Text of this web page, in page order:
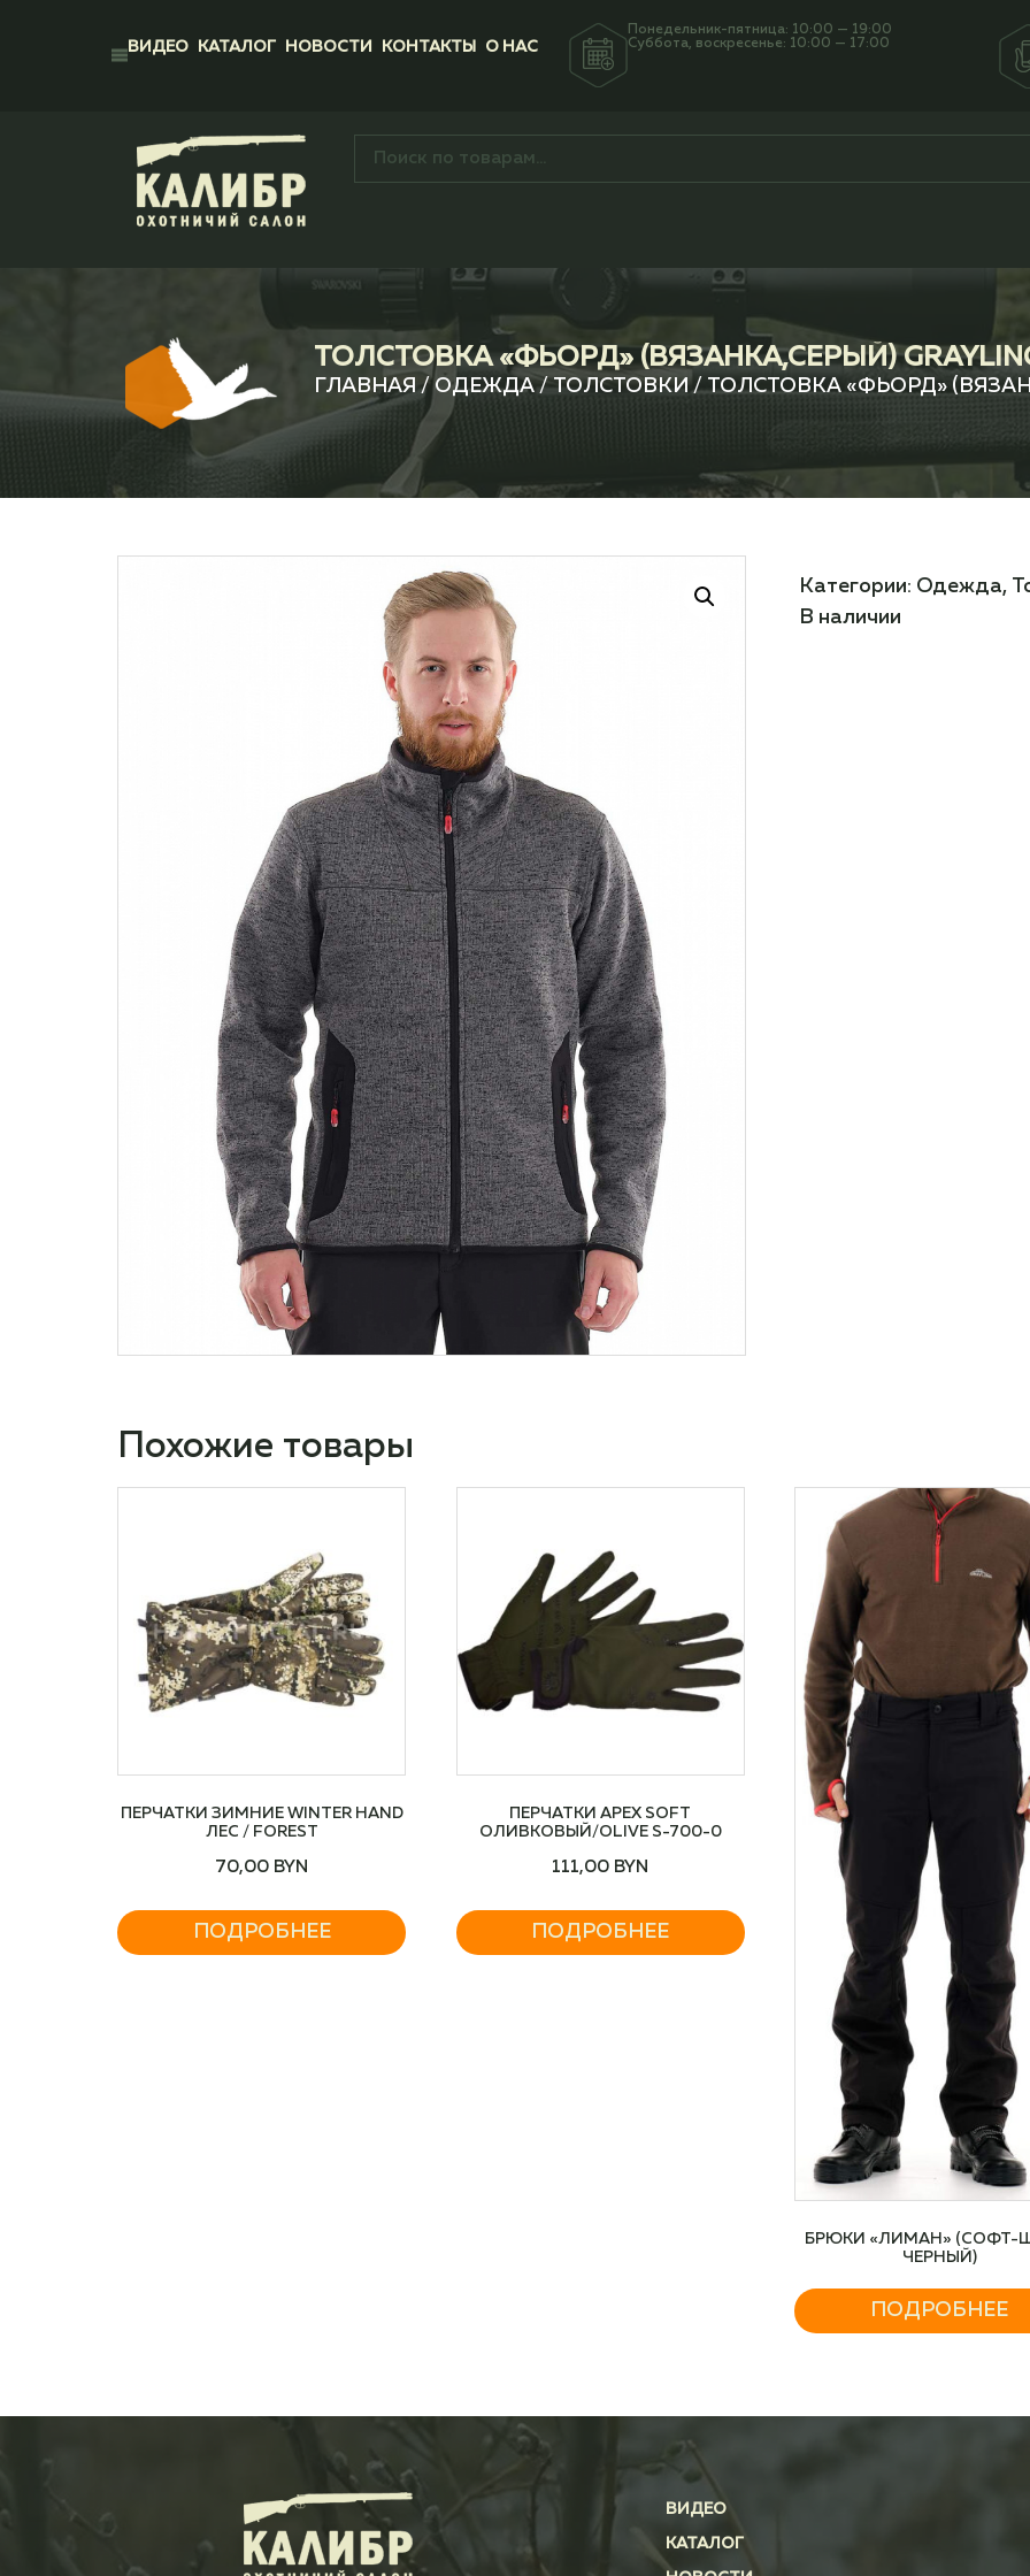
ВИДЕО КАТАЛОГ НОВОСТИ КОНТАКТЫ О НАС
Понедельник-пятница: 10:00 — 19:00
Суббота, воскресенье: 10:00 — 17:00
ТОЛСТОВКА «ФЬОРД» (ВЯЗАНКА,СЕРЫЙ)
ГЛАВНАЯ / ОДЕЖДА/ТОЛСТОВКИ/ ТОЛСТОВКА «ФЬОРД»
Категории: Одежда,
В наличии
Похожие товары
ПЕРЧАТКИ ЗИМНИЕ WINTER HAND
ЛЕС / FOREST
70,00 BYN
ПОДРОБНЕЕ
ПЕРЧАТКИ APEX SOFT
ОЛИВКОВЫЙ/OLIVE S-700-0
111,00 BYN
ПОДРОБНЕЕ
БРЮКИ «ЛИМАН» (СОФТ-ШЕЛЛ,
ЧЕРНЫЙ)
ПОДРОБНЕЕ
ВИДЕО
КАТАЛОГ